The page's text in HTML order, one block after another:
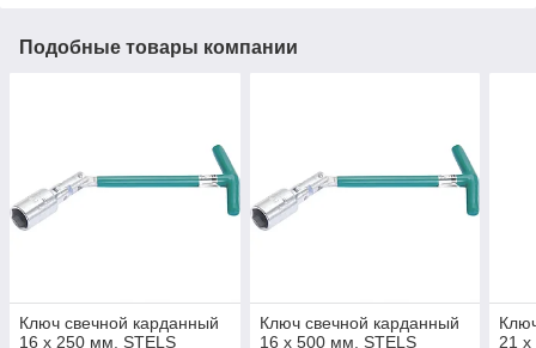
Подобные товары компании
Ключ свечной карданный
16 х 250 мм. STELS
Ключ свечной карданный
16 х 500 мм. STELS
21